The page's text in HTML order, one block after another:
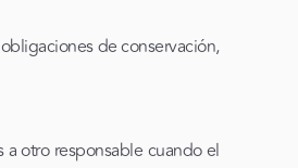
de conservación,
otro responsable cuando el